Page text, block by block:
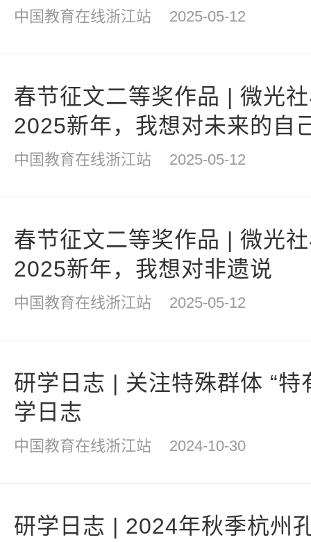
中国教育在线浙江站 2025-05-12
春节征文二等奖作品 | 微光
2025新年，我想对未来的自
中国教育在线浙江站 2025-05-12
春节征文二等奖作品 | 微光
2025新年，我想对非遗说
中国教育在线浙江站 2025-05-12
研学日志 | 关注特殊群体 “特
学日志
中国教育在线浙江站 2024-10-30
研学日志 | 2024年秋季杭州